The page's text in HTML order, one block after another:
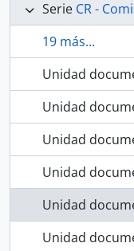
Serie CR -
19 más...
Unidad
Unidad
Unidad
Unidad
Unidad
Unidad